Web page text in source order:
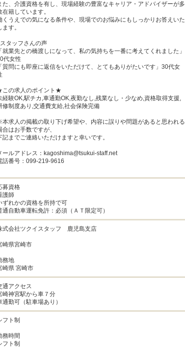
た、介護資格を有し、現場経験の豊富なキャリア・アドバイザーが多
在籍しています。
くうえでの気になる条件や、現場でのお悩みにもしっかりお答えいた
ます。
タッフさんの声
「就業先との橋渡しになって、私の気持ちを一番に考えてくれました」
代女性
「質問にも即座に返信をいただけて、とてもありがたいです」30代女
の求人のポイント★
経験OK,駅チカ,車通勤OK,夜勤なし,残業なし・少なめ,資格取得支援,
修制度あり,交通費支給,社会保険完備
求人の掲載の取り下げ希望や、内容に誤りや問題があると思われる
合はお手数ですが、
記までご連絡いただけますと幸いです。
ールアドレス：kagoshima@tsukui-staff.net
話番号：099-219-9616
募資格
護師
ずれかの資格を所持で可
通自動車運転免許：必須（ＡＴ限定可）
式会社ツクイスタッフ　鹿児島支店
崎県宮崎市
務地
崎県 宮崎市
通アクセス
崎神宮駅から車７分
通勤可（駐車場あり）
フト制
務時間
フト制